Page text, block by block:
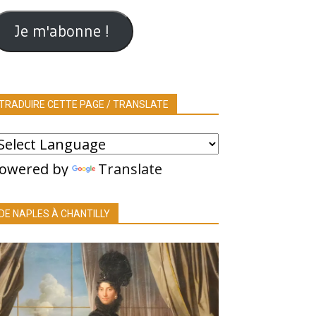
Je m'abonne !
CETTE PAGE / TRANSLATE
by Translate
NAPLES À CHANTILLY